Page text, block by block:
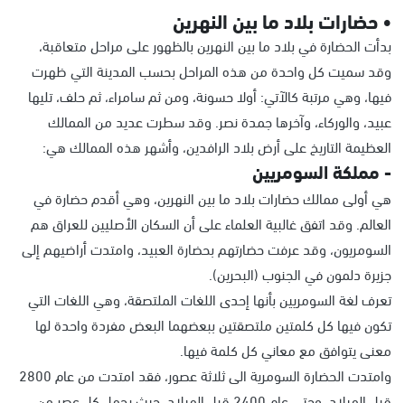
• حضارات بلاد ما بين النهرين
بدأت الحضارة في بلاد ما بين النهرين بالظهور على مراحل متعاقبة،
وقد سميت كل واحدة من هذه المراحل بحسب المدينة التي ظهرت
فيها، وهي مرتبة كالآتي: أولا حسونة، ومن ثم سامراء، ثم حلف، تليها
عبيد، والوركاء، وآخرها جمدة نصر. وقد سطرت عديد من الممالك
العظيمة التاريخ على أرض بلاد الرافدين، وأشهر هذه الممالك هي:
- مملكة السومريين
هي أولى ممالك حضارات بلاد ما بين النهرين، وهي أقدم حضارة في
العالم. وقد اتفق غالبية العلماء على أن السكان الأصليين للعراق هم
السومريون، وقد عرفت حضارتهم بحضارة العبيد، وامتدت أراضيهم إلى
جزيرة دلمون في الجنوب (البحرين).
تعرف لغة السومريين بأنها إحدى اللغات الملتصقة، وهي اللغات التي
تكون فيها كل كلمتين ملتصقتين ببعضهما البعض مفردة واحدة لها
معنى يتوافق مع معاني كل كلمة فيها.
وامتدت الحضارة السومرية الى ثلاثة عصور، فقد امتدت من عام 2800